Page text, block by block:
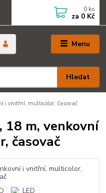
Menu
Hledat
0 ks
za 0 Kč
i vnitřní, multicolor, časovač
18 m, venkovní
časovač